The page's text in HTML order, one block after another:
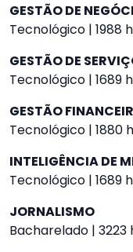
GESTÃO DE
Tecnológico | 1988
GESTÃO DE
Tecnológico | 1689
GESTÃO
Tecnológico | 1880
INTELIGÊNCIA DE
Tecnológico | 1689
JORNALISMO
Bacharelado | 3223